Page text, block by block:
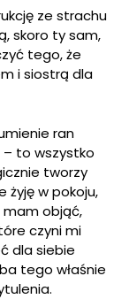
ze strachu
skoro ty sam,
tego, że
i siostrą dla
ran
to wszystko
tworzy
żyję w pokoju,
mam objąć,
czyni mi
dla siebie
tego właśnie